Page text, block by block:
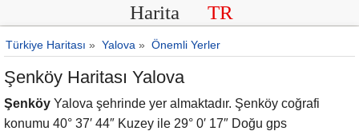
Harita TR
Türkiye Haritası » Yalova » Önemli Yerler
Şenköy Haritası Yalova
Şenköy Yalova şehrinde yer almaktadır. Şenköy coğrafi
konumu 40° 37′ 44″ Kuzey ile 29° 0′ 17″ Doğu gps